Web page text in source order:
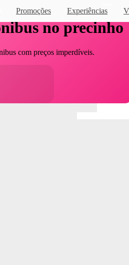
Promoções Experiências
no precinho
com preços imperdíveis.